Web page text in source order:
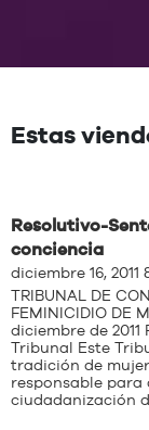
Estas
Resolutivo-
conciencia
diciembre 16, 2011
TRIBUNAL DE
FEMINICIDIO DE
diciembre de
Tribunal Este
tradición de
responsable
ciudadanización